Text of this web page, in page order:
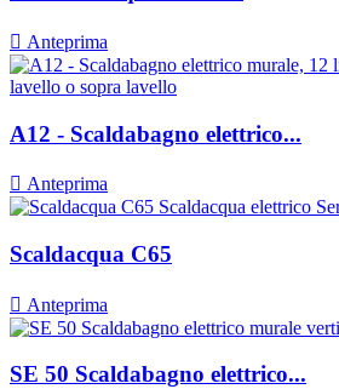
 Anteprima
A12 - Scaldabagno elettrico...
 Anteprima
Scaldacqua C65
 Anteprima
SE 50 Scaldabagno elettrico...